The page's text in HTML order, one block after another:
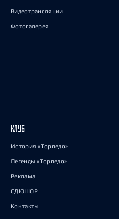
Видеотрансляции
Фотогалерея
КЛУБ
История «Торпедо»
Легенды «Торпедо»
Реклама
СДЮШОР
Контакты